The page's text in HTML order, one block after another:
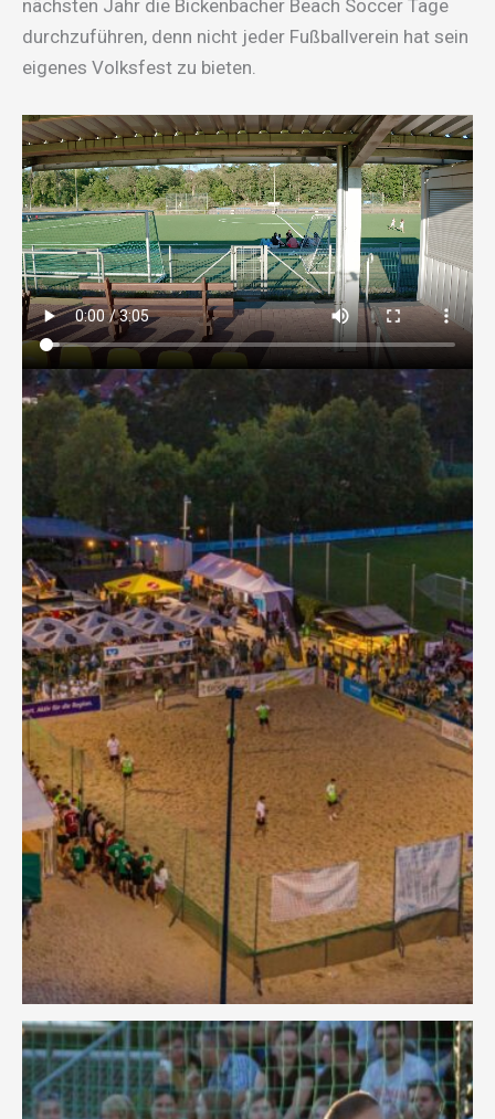
nächsten Jahr die Bickenbacher Beach Soccer Tage
durchzuführen, denn nicht jeder Fußballverein hat sein
eigenes Volksfest zu bieten.